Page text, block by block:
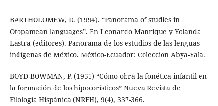
BARTHOLOMEW, D. (1994). “Panorama of studies in
Otopamean languages”. En Leonardo Manrique y Yolanda
Lastra (editores). Panorama de los estudios de las lenguas
indígenas de México. México-Ecuador: Colección Abya-Yala.
BOYD-BOWMAN, P. (1955) “Cómo obra la fonética infantil en
la formación de los hipocorísticos” Nueva Revista de
Filología Hispánica (NRFH), 9(4), 337-366.